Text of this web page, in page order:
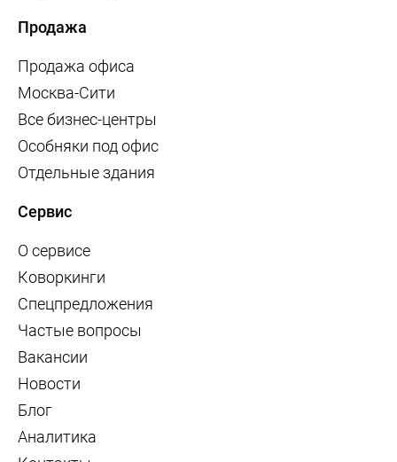
Продажа
Продажа офиса
Москва-Сити
Все бизнес-центры
Особняки под офис
Отдельные здания
Сервис
О сервисе
Коворкинги
Спецпредложения
Частые вопросы
Вакансии
Новости
Блог
Аналитика